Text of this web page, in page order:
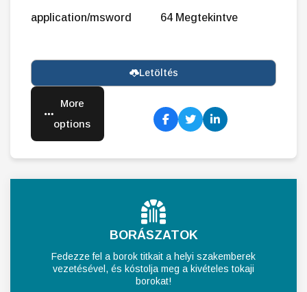
application/msword 64 Megtekintve
Letöltés
More
options
BORÁSZATOK
Fedezze fel a borok titkait a helyi szakemberek
vezetésével, és kóstolja meg a kivételes tokaji
borokat!